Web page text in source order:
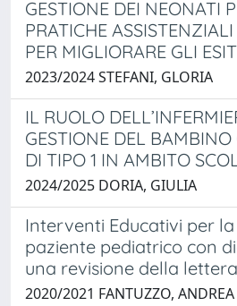
GESTIONE DEI NEONATI
PRATICHE
PER MIGLIORARE GLI
2023/2024 STEFANI, GLORIA
IL RUOLO
GESTIONE DEL
DI TIPO 1 IN AMBITO
2024/2025 DORIA, GIULIA
Interventi Educativi per
paziente pediatrico con
una revisione della
2020/2021 FANTUZZO, ANDREA